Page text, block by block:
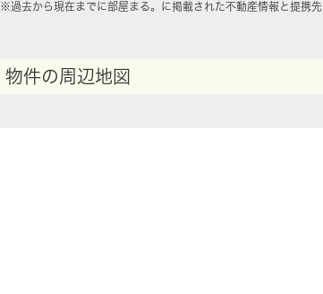
※過去から現在までに部屋まる。に掲載された不動産情報と提携
物件の周辺地図